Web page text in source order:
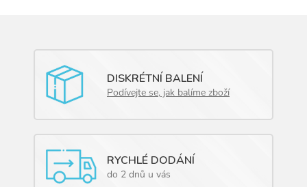
DISKRÉTNÍ BALENÍ
Podívejte se, jak balíme zboží
RYCHLÉ DODÁNÍ
do 2 dnů u vás